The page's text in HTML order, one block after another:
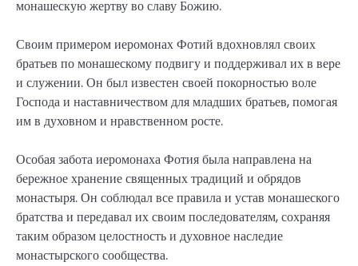
монашескую жертву во славу Божию.
Своим примером иеромонах Фотий вдохновлял своих
братьев по монашескому подвигу и поддерживал их в вере
и служении. Он был известен своей покорностью воле
Господа и наставничеством для младших братьев, помогая
им в духовном и нравственном росте.
Особая забота иеромонаха Фотия была направлена на
бережное хранение священных традиций и обрядов
монастыря. Он соблюдал все правила и устав монашеского
братства и передавал их своим последователям, сохраняя
таким образом целостность и духовное наследие
монастырского сообщества.